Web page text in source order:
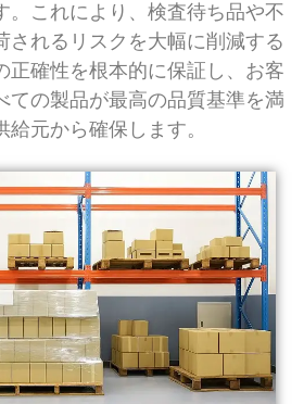
。これにより、検査待ち品や不
されるリスクを大幅に削減する
正確性を根本的に保証し、お客
ての製品が最高の品質基準を満
元から確保します。